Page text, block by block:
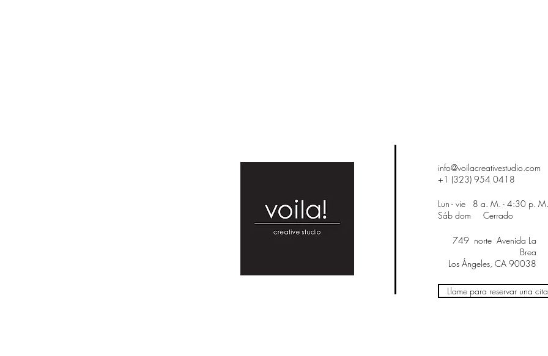
info@voilacreativestudio.com
+1 (323) 954 0418
749 norte Avenida La
Brea
Los Ángeles, CA 90038
Llame para reservar una cita
Lun - vie
8 a. M. - 4:30 p. M.
Sáb dom
Cerrado